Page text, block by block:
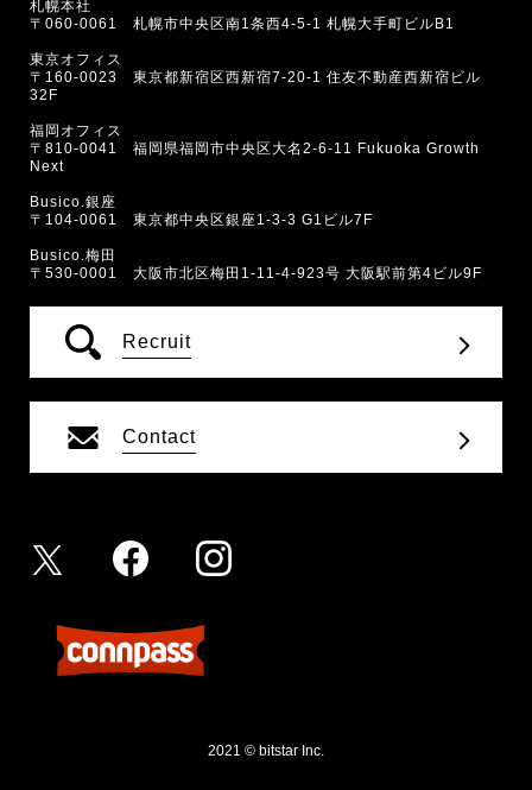
札幌本社
〒060-0061 札幌市中央区南1条西4-5-1 札幌大手町ビルB1
東京オフィス
〒160-0023 東京都新宿区西新宿7-20-1 住友不動産西新宿ビル
32F
福岡オフィス
〒810-0041 福岡県福岡市中央区大名2-6-11 Fukuoka Growth
Next
Busico.銀座
〒104-0061 東京都中央区銀座1-3-3 G1ビル7F
Busico.梅田
〒530-0001 大阪市北区梅田1-11-4-923号 大阪駅前第4ビル9F
Recruit
Contact
2021 © bitstar Inc.